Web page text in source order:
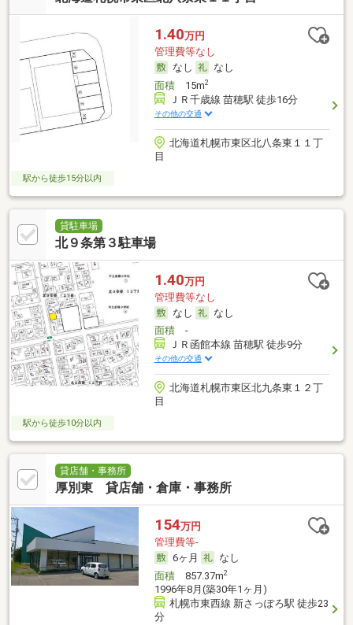
1.40万円
管理費等なし
なし
なし
面積15m2
ＪＲ千歳線 苗穂駅 徒歩16分
その他の交通
北海道札幌市東区北八条東１１丁
目
駅から徒歩15分以内
貸駐車場
北９条第３駐車場
1.40万円
管理費等なし
なし
なし
面積-
ＪＲ函館本線 苗穂駅 徒歩9分
その他の交通
北海道札幌市東区北九条東１２丁
目
駅から徒歩10分以内
貸店舗・事務所
厚別東 貸店舗・倉庫・事務所
154万円
管理費等-
6ヶ月
なし
面積857.37m2
1996年8月(築30年1ヶ月)
札幌市東西線 新さっぽろ駅 徒歩23
分